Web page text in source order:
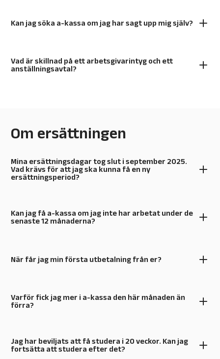
Kan jag söka a-kassa om jag har sagt upp mig själv?
Vad är skillnad på ett arbetsgivarintyg och ett
anställningsavtal?
Om ersättningen
Mina ersättningsdagar tog slut i september 2025.
Vad krävs för att jag ska kunna få en ny
ersättningsperiod?
Kan jag få a-kassa om jag inte har arbetat under de
senaste 12 månaderna?
När får jag min första utbetalning från er?
Varför fick jag mer i a-kassa den här månaden än
förra?
Jag har beviljats att få studera i 20 veckor. Kan jag
fortsätta att studera efter det?